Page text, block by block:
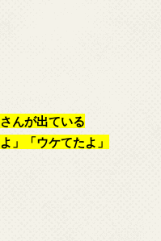
んが出ている
」「ウケてたよ」